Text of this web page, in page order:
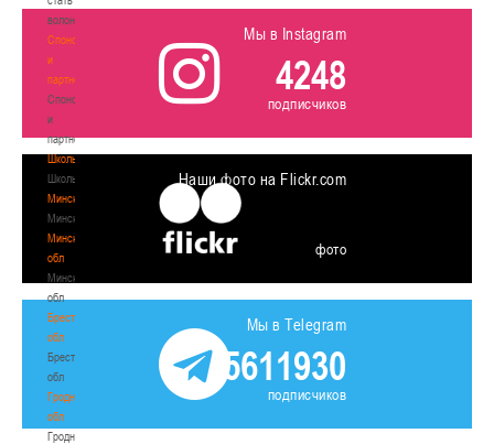
волонтером
Спонсоры
и
партнеры
Спонсоры
и
партнеры
Школы
Школы
Минск
Минск
Минская
обл
Минская
обл
Брестская
обл
Брестская
обл
Гродненская
обл
Гродненская
Мы в Instagram
4248
подписчиков
Наши фото на Flickr.com
фото
Мы в Telegram
5611930
подписчиков